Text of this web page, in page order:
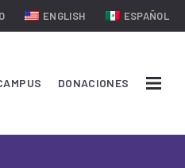
ENGLISH ESPAÑOL
DONACIONES